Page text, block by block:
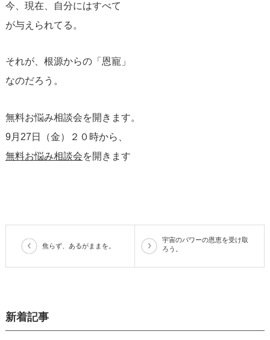
今、現在、自分にはすべて
が与えられてる。
それが、根源からの「恩寵」
なのだろう。
無料お悩み相談会を開きます。
9月27日（金）２０時から、
無料お悩み相談会​を開きます
焦らず、あるがままを。
宇宙のパワーの恩恵を受け取
ろう。
新着記事